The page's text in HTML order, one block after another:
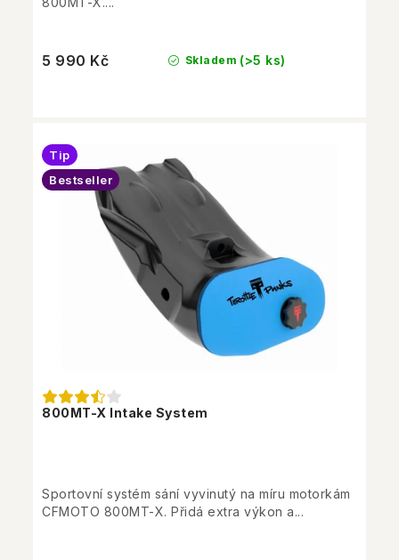
Skladem (>5 ks)
5 990 Kč
800MT-X Intake System
Tip
Bestseller
Sportovní systém sání vyvinutý na míru motorkám
CFMOTO 800MT-X. Přidá extra výkon a...